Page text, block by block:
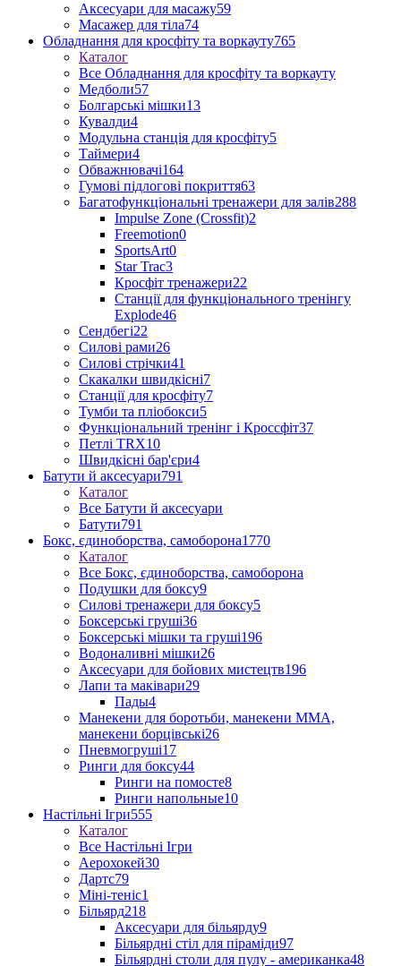
Аксесуари для масажу59
Масажер для тіла74
Обладнання для кросфіту та воркауту765
Каталог
Все Обладнання для кросфіту та воркауту
Медболи57
Болгарські мішки13
Кувалди4
Модульна станція для кросфіту5
Таймери4
Обважнювачі164
Гумові підлогові покриття63
Багатофункціональні тренажери для залів288
Impulse Zone (Crossfit)2
Freemotion0
SportsArt0
Star Trac3
Кросфіт тренажери22
Станції для функціонального тренінгу
Explode46
Сендбегі22
Силові рами26
Силові стрічки41
Скакалки швидкісні7
Станції для кросфіту7
Тумби та пліобокси5
Функціональний тренінг і Кроссфіт37
Петлі TRX10
Швидкісні бар'єри4
Батути й аксесуари791
Каталог
Все Батути й аксесуари
Батути791
Бокс, єдиноборства, самоборона1770
Каталог
Все Бокс, єдиноборства, самоборона
Подушки для боксу9
Силові тренажери для боксу5
Боксерські груші36
Боксерські мішки та груші196
Водоналивні мішки26
Аксесуари для бойових мистецтв196
Лапи та маківари29
Пады4
Манекени для боротьби, манекени ММА,
манекени борцівські26
Пневмогруші17
Ринги для боксу44
Ринги на помосте8
Ринги напольные10
Настільні Ігри555
Каталог
Все Настільні Ігри
Аерохокей30
Дартс79
Міні-теніс1
Більярд218
Аксесуари для більярду9
Більярдні стіл для піраміди97
Більярдні столи для пулу - американка48